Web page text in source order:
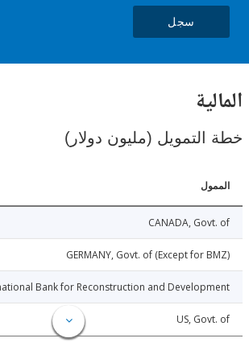
(مليون دولار)
CANADA,
GERMANY, Govt. of (Except for
International Bank for Reconstruction and
US,